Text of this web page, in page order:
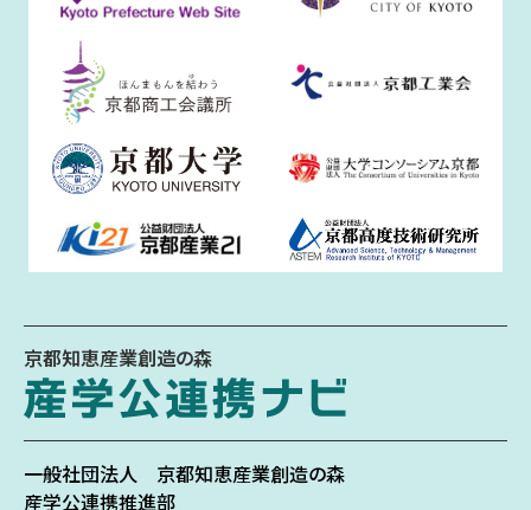
京都知恵産業創造の森
一般社団法人 京都知恵産業創造の森
産学公連携推進部